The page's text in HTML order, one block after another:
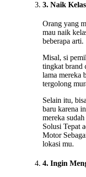
3. Naik Kelas
Orang yang
mau naik
beberapa arti.
Misal, si
tingkat brand
lama mereka
tergolong
Selain itu,
baru karena
mereka
Solusi Tepat
Motor
lokasi mu.
4. Ingin